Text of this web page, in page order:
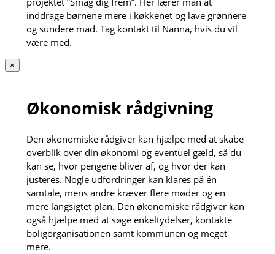
inddrage børnene mere i køkkenet og lave grønnere
og sundere mad. Tag kontakt til Nanna, hvis du vil
være med.
×
Økonomisk rådgivning
Den økonomiske rådgiver kan hjælpe med at skabe
overblik over din økonomi og eventuel gæld, så du
kan se, hvor pengene bliver af, og hvor der kan
justeres. Nogle udfordringer kan klares på én
samtale, mens andre kræver flere møder og en
mere langsigtet plan. Den økonomiske rådgiver kan
også hjælpe med at søge enkeltydelser, kontakte
boligorganisationen samt kommunen og meget
mere.